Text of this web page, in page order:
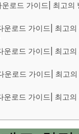
운로드 가이드| 최고
운로드 가이드| 최고
운로드 가이드| 최고
운로드 가이드| 최고
운로드 가이드| 최고